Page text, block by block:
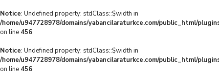
Notice: Undefined property: stdClass::$width in
/home/u947728978/domains/yabancilaraturkce.com/public_html/
on line 456
Notice: Undefined property: stdClass::$width in
/home/u947728978/domains/yabancilaraturkce.com/public_html/
on line 456